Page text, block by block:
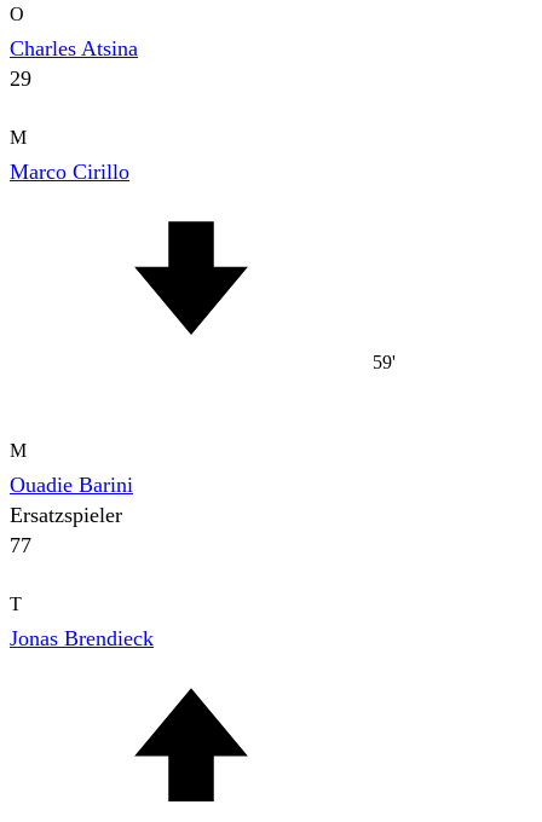
O
Charles Atsina
29
M
Marco Cirillo
59'
M
Ouadie Barini
Ersatzspieler
77
T
Jonas Brendieck